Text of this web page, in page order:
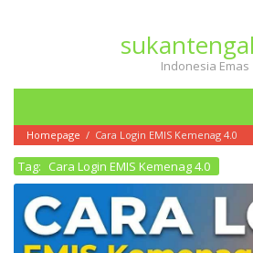
Indonesia Emas
Homepage / Cara Login EMIS Kemenag 4.0
Tag: Cara Login EMIS Kemenag 4.0